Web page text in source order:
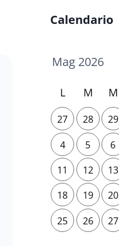
Calendario
L M M
27 28 29
4
5 6
11
12 13
18
19 20
25
26 27